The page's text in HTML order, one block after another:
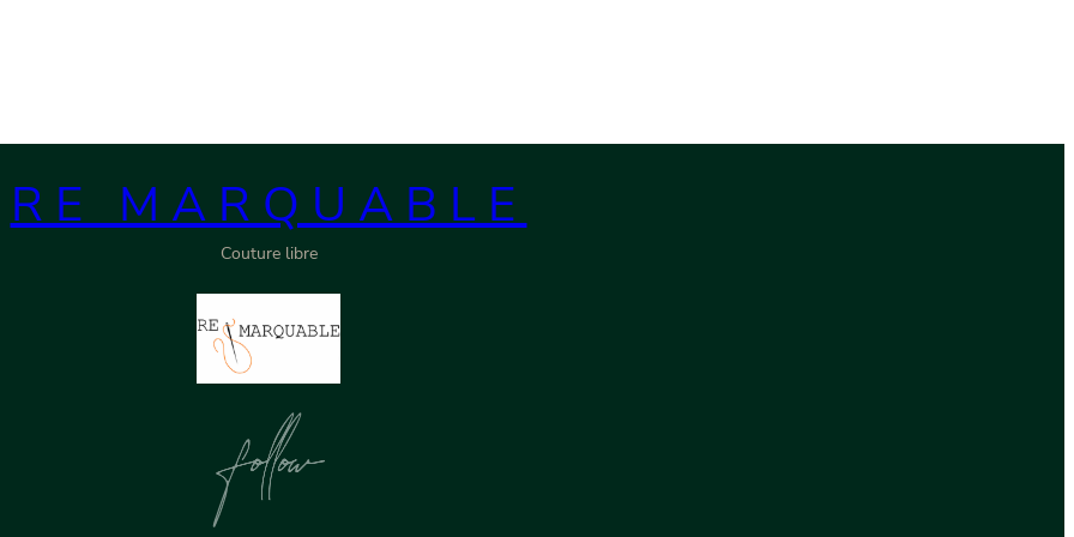
RE MARQUABLE
Couture libre